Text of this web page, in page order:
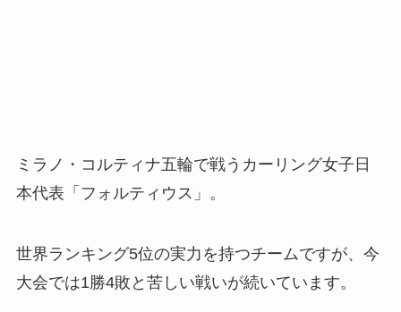
ミラノ・コルティナ五輪で戦うカーリング女子日
本代表「フォルティウス」。
世界ランキング5位の実力を持つチームですが、今
大会では1勝4敗と苦しい戦いが続いています。